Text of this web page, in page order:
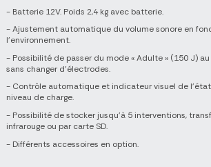
- Batterie 12V. Poids 2,4 kg avec batterie.
- Ajustement automatique du volume sonore en
l’environnement.
- Possibilité de passer du mode « Adulte » (150 J)
sans changer d’électrodes.
- Contrôle automatique et indicateur visuel de
niveau de charge.
- Possibilité de stocker jusqu’à 5 interventions,
infrarouge ou par carte SD.
- Différents accessoires en option.